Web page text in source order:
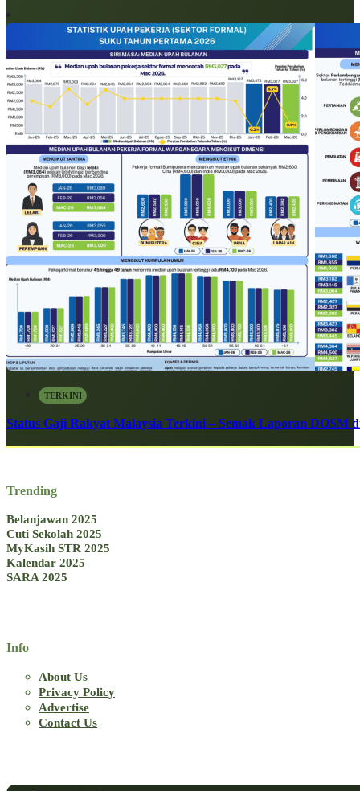
TERKINI
Status Gaji Rakyat Malaysia Terkini – Semak Laporan DOSM
Trending
Belanjawan 2025
Cuti Sekolah 2025
MyKasih STR 2025
Kalendar 2025
SARA 2025
Info
About Us
Privacy Policy
Advertise
Contact Us